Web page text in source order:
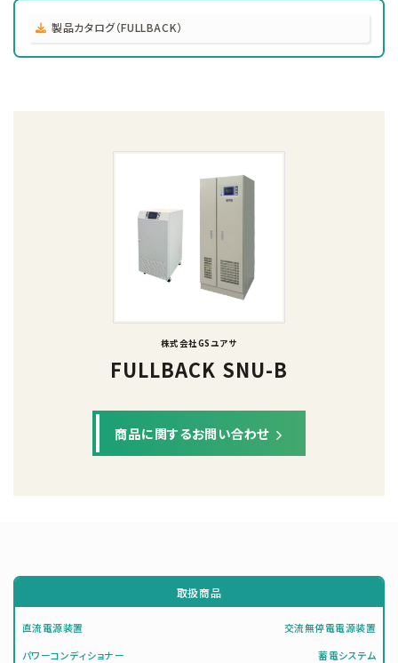
製品カタログ（FULLBACK）
株式会社GSユアサ
FULLBACK SNU-B
商品に関するお問い合わせ
取扱商品
直流電源装置
交流無停電電源装置
パワーコンディショナー
蓄電システム